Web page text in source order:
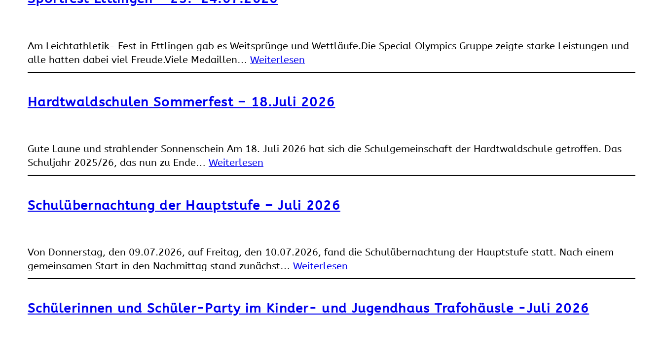
Am Leichtathletik- Fest in Ettlingen gab es Weitsprünge und Wettläufe.Die Special Olympics Gruppe zeigte starke Leistungen und
alle hatten dabei viel Freude.Viele Medaillen… Weiterlesen
Hardtwaldschulen Sommerfest – 18.Juli 2026
Gute Laune und strahlender Sonnenschein Am 18. Juli 2026 hat sich die Schulgemeinschaft der Hardtwaldschule getroffen. Das
Schuljahr 2025/26, das nun zu Ende… Weiterlesen
Schulübernachtung der Hauptstufe – Juli 2026
Von Donnerstag, den 09.07.2026, auf Freitag, den 10.07.2026, fand die Schulübernachtung der Hauptstufe statt. Nach einem
gemeinsamen Start in den Nachmittag stand zunächst… Weiterlesen
Schülerinnen und Schüler-Party im Kinder- und Jugendhaus Trafohäusle -Juli 2026